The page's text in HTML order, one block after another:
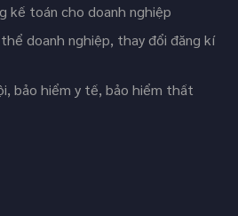
kế toán cho doanh nghiệp
doanh nghiệp, thay đổi đăng kí
bảo hiểm y tế, bảo hiểm thất